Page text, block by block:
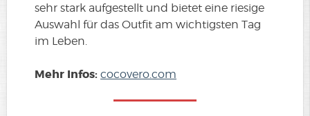
sehr stark aufgestellt und bietet eine riesige
Auswahl für das Outfit am wichtigsten Tag
im Leben.
Mehr Infos: cocovero.com